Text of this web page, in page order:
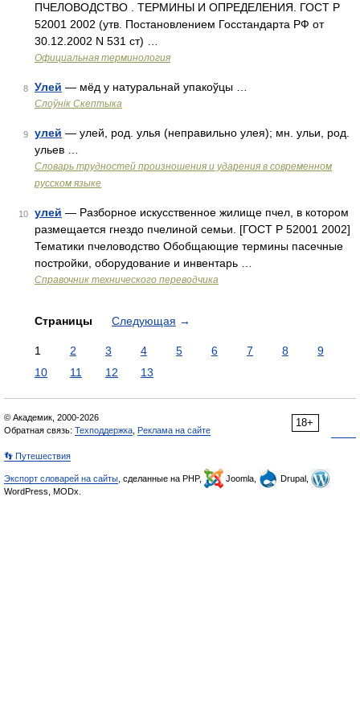
ПЧЕЛОВОДСТВО . ТЕРМИНЫ И ОПРЕДЕЛЕНИЯ. ГОСТ Р
52001 2002 (утв. Постановлением Госстандарта РФ от
30.12.2002 N 531 ст) …
Официальная терминология
8 Улей — мёд у натуральнай упакоўцы …
Слоўнік Скептыка
9 улей — улей, род. улья (неправильно улея); мн. ульи, род.
ульев …
Словарь трудностей произношения и ударения в современном
русском языке
10 улей — Разборное искусственное жилище пчел, в котором
размещается гнездо пчелиной семьи. [ГОСТ Р 52001 2002]
Тематики пчеловодство Обобщающие термины пасечные
постройки, оборудование и инвентарь …
Справочник технического переводчика
Страницы Следующая →
1 2 3 4 5 6 7 8
9
10
11 12 13
18+
© Академик, 2000-2026
Обратная связь: Техподдержка Реклама на сайте
👣 Путешествия
Экспорт словарей на сайты , сделанные на PHP, Joomla,
Drupal,
WordPress, MODx.